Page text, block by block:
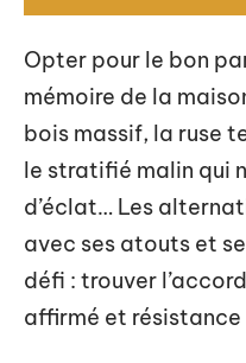
Opter pour le bon
mémoire de la
bois massif, la ruse
le stratifié malin qui
d’éclat… Les
avec ses atouts et
défi : trouver
affirmé et